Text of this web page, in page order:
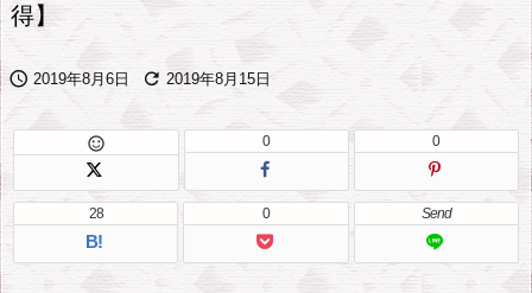
得】
 2019年8月6日  2019年8月15日
 0 0
B!
28 0 Send